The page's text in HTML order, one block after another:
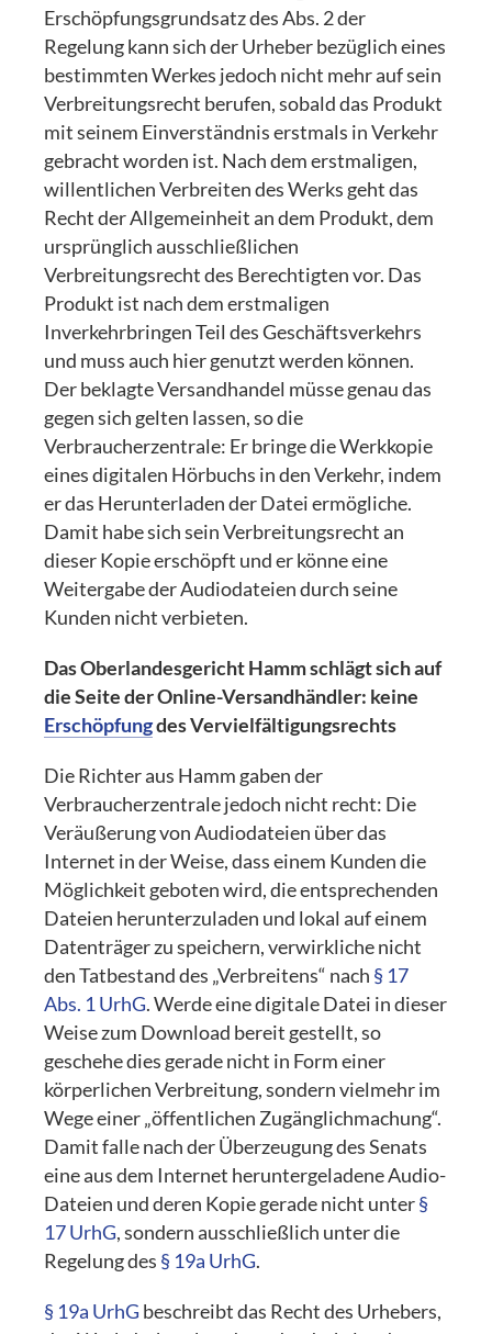
Erschöpfungsgrundsatz des Abs. 2 der
Regelung kann sich der Urheber bezüglich eines
bestimmten Werkes jedoch nicht mehr auf sein
Verbreitungsrecht berufen, sobald das Produkt
mit seinem Einverständnis erstmals in Verkehr
gebracht worden ist. Nach dem erstmaligen,
willentlichen Verbreiten des Werks geht das
Recht der Allgemeinheit an dem Produkt, dem
ursprünglich ausschließlichen
Verbreitungsrecht des Berechtigten vor. Das
Produkt ist nach dem erstmaligen
Inverkehrbringen Teil des Geschäftsverkehrs
und muss auch hier genutzt werden können.
Der beklagte Versandhandel müsse genau das
gegen sich gelten lassen, so die
Verbraucherzentrale: Er bringe die Werkkopie
eines digitalen Hörbuchs in den Verkehr, indem
er das Herunterladen der Datei ermögliche.
Damit habe sich sein Verbreitungsrecht an
dieser Kopie erschöpft und er könne eine
Weitergabe der Audiodateien durch seine
Kunden nicht verbieten.
Das Oberlandesgericht Hamm schlägt sich auf
die Seite der Online-Versandhändler: keine
Erschöpfungdes Vervielfältigungsrechts
Die Richter aus Hamm gaben der
Verbraucherzentrale jedoch nicht recht: Die
Veräußerung von Audiodateien über das
Internet in der Weise, dass einem Kunden die
Möglichkeit geboten wird, die entsprechenden
Dateien herunterzuladen und lokal auf einem
Datenträger zu speichern, verwirkliche nicht
den Tatbestand des „Verbreitens“ nach § 17
Abs. 1 UrhG. Werde eine digitale Datei in dieser
Weise zum Download bereit gestellt, so
geschehe dies gerade nicht in Form einer
körperlichen Verbreitung, sondern vielmehr im
Wege einer „öffentlichen Zugänglichmachung“.
Damit falle nach der Überzeugung des Senats
eine aus dem Internet heruntergeladene Audio-
Dateien und deren Kopie gerade nicht unter§
17 UrhG, sondern ausschließlich unter die
Regelung des § 19a UrhG.
§ 19a UrhG beschreibt das Recht des Urhebers,